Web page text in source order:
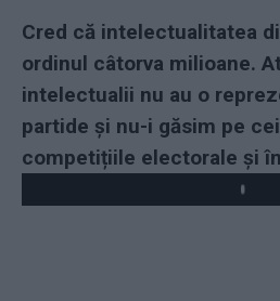
Cred că intelectualitatea
ordinul câtorva milioane.
intelectualii nu au o
partide și nu-i găsim pe
competițiile electorale și